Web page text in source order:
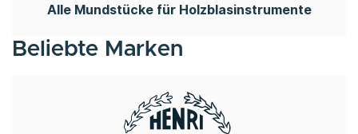
Alle Mundstücke für Holzblasinstrumente
Beliebte Marken